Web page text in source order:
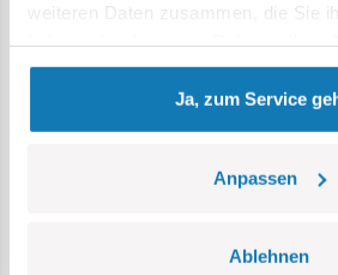
weiteren Daten zusammen, die Sie
gesammelt haben.
Ja, zum Service
Anpassen
Ablehnen
Kategorie Bestseller